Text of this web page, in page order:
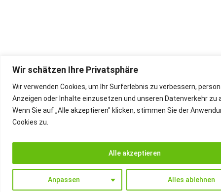
Wir schätzen Ihre Privatsphäre
Wir verwenden Cookies, um Ihr Surferlebnis zu verbessern,
Anzeigen oder Inhalte einzusetzen und unseren Datenverkehr zu
Wenn Sie auf „Alle akzeptieren" klicken, stimmen Sie der
Cookies zu.
Anpassen Alles ablehnen
Alle akzeptieren